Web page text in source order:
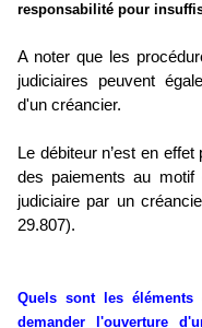
responsabilité pour
A noter que les
judiciaires peuvent
d'un créancier.
Le débiteur n’est en
des paiements au motif
judiciaire par un
29.807).
Quels sont les
demander l'ouverture